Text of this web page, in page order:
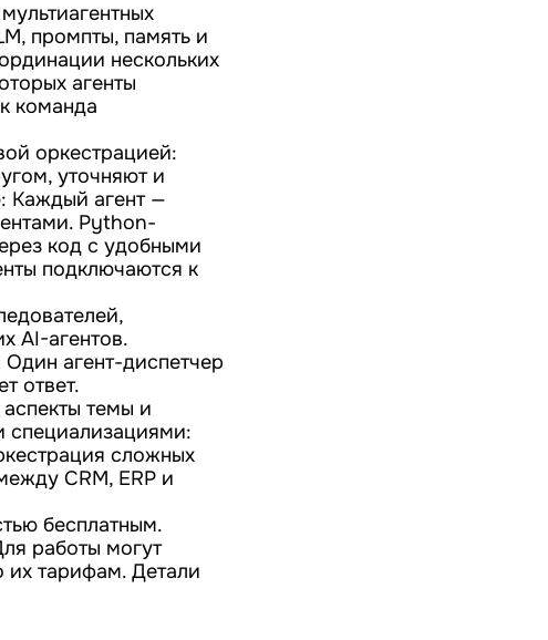
промпты, память и
нескольких
агенты
команда
оркестрацией:
уточняют и
Каждый агент —
Python-
код с удобными
подключаются к
AI-агентов.
агент-диспетчер
ответ.
темы и
специализациями:
сложных
CRM, ERP и
бесплатным.
работы могут
их тарифам. Детали